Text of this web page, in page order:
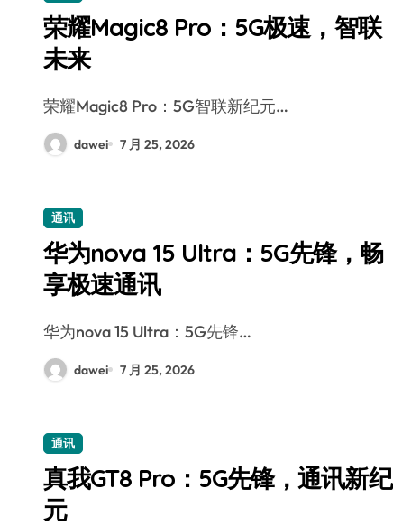
荣耀Magic8 Pro：5G极速，智联
未来
荣耀Magic8 Pro：5G智联新纪元…
dawei 7 月 25, 2026
通讯
华为nova 15 Ultra：5G先锋，畅
享极速通讯
华为nova 15 Ultra：5G先锋…
dawei 7 月 25, 2026
通讯
真我GT8 Pro：5G先锋，通讯新纪
元